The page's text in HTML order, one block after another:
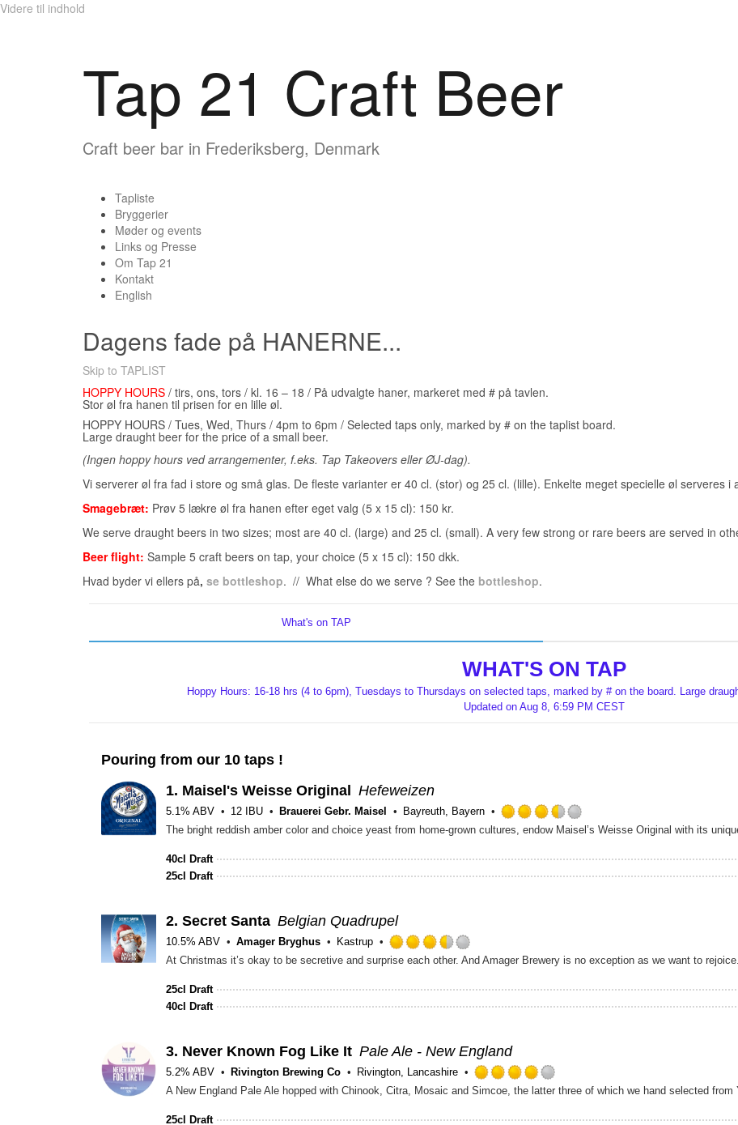
Videre til indhold
Tap 21 Craft Beer
Craft beer bar in Frederiksberg, Denmark
Tapliste
Bryggerier
Møder og events
Links og Presse
Om Tap 21
Kontakt
English
Dagens fade på HANERNE...
Skip to TAPLIST
HOPPY HOURS / tirs, ons, tors / kl. 16 – 18 / På udvalgte haner, markeret med # på tavlen.
Stor øl fra hanen til prisen for en lille øl.
HOPPY HOURS / Tues, Wed, Thurs / 4pm to 6pm / Selected taps only, marked by # on the taplist board.
Large draught beer for the price of a small beer.
(Ingen hoppy hours ved arrangementer, f.eks. Tap Takeovers eller ØJ-dag).
Vi serverer øl fra fad i store og små glas. De fleste varianter er 40 cl. (stor) og 25 cl. (lille). Enkelte meget specielle øl serveres i
Smagebræt: Prøv 5 lækre øl fra hanen efter eget valg (5 x 15 cl): 150 kr.
We serve draught beers in two sizes; most are 40 cl. (large) and 25 cl. (small). A very few strong or rare beers are served in
Beer flight: Sample 5 craft beers on tap, your choice (5 x 15 cl): 150 dkk.
Hvad byder vi ellers på, se bottleshop. // What else do we serve ? See the bottleshop.